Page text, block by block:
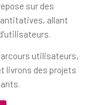
sur des
allant
utilisateurs,
livrons des projets